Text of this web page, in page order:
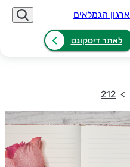
לאתר דיסקונט
212